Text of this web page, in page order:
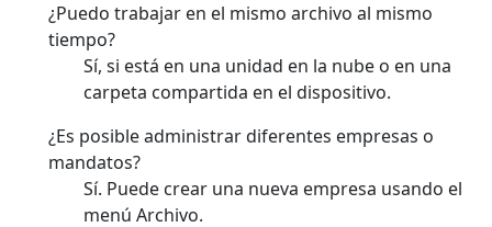
¿Puedo trabajar en el mismo archivo al mismo
tiempo?
Sí, si está en una unidad en la nube o en una
carpeta compartida en el dispositivo.
¿Es posible administrar diferentes empresas o
mandatos?
Sí. Puede crear una nueva empresa usando el
menú Archivo.